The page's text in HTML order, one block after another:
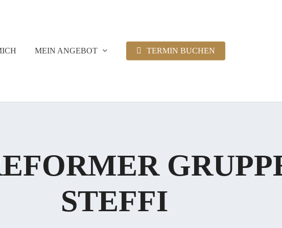
MEIN ANGEBOT TERMIN BUCHEN
STEFFI